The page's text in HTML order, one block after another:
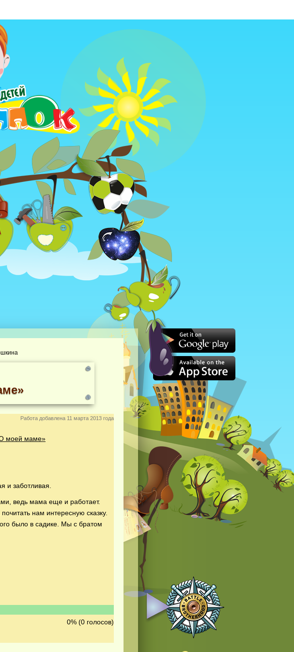
Работа добавлена 11 марта 2013 года
моей маме»
и заботливая.
ведь мама еще и работает.
нам интересную сказку.
было в садике. Мы с братом
0% (0 голосов)